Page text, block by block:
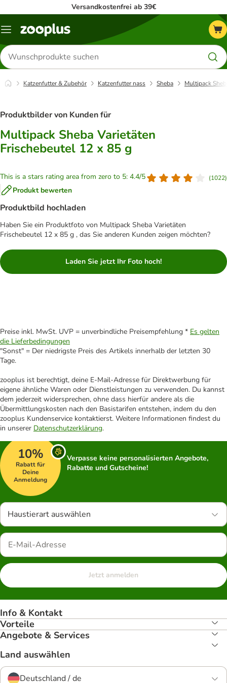
Versandkostenfrei ab 39€
Menü
Produkte
suchen
Katzenfutter & Zubehör Katzenfutter nass Sheba Multipack
Produktbilder von Kunden für
Multipack Sheba Varietäten
Frischebeutel 12 x 85 g
This is a stars rating area from zero to 5: 4.4/5 (1022)
Produkt bewerten
Produktbild hochladen
Haben Sie ein Produktfoto von Multipack Sheba Varietäten
Frischebeutel 12 x 85 g , das Sie anderen Kunden zeigen möchten?
Laden Sie jetzt Ihr Foto hoch!
Preise inkl. MwSt. UVP = unverbindliche Preisempfehlung * Es gelten
die Lieferbedingungen
"Sonst" = Der niedrigste Preis des Artikels innerhalb der letzten 30
Tage.
zooplus ist berechtigt, deine E-Mail-Adresse für Direktwerbung für
eigene ähnliche Waren oder Dienstleistungen zu verwenden. Du kannst
dem jederzeit widersprechen, ohne dass hierfür andere als die
Übermittlungskosten nach den Basistarifen entstehen, indem du den
zooplus Kundenservice kontaktierst. Weitere Informationen findest du
in unserer Datenschutzerklärung.
10%
Rabatt für
Deine
Anmeldung
Verpasse keine personalisierten Angebote,
Rabatte und Gutscheine!
Haustierart auswählen
Jetzt anmelden
Info & Kontakt
Vorteile
Angebote & Services
Land auswählen
Deutschland / de